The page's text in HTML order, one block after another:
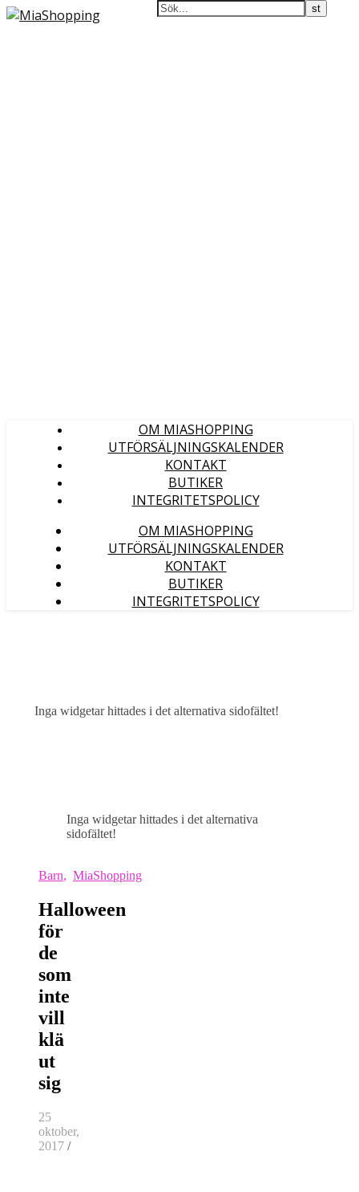
OM MIASHOPPING
UTFÖRSÄLJNINGSKALENDER
KONTAKT
BUTIKER
INTEGRITETSPOLICY
OM MIASHOPPING
UTFÖRSÄLJNINGSKALENDER
KONTAKT
BUTIKER
INTEGRITETSPOLICY
Inga widgetar hittades i det alternativa sidofältet!
Inga widgetar hittades i det alternativa
sidofältet!
Barn, MiaShopping
Halloween
för
de
som
inte
vill
klä
ut
sig
25
oktober,
2017 /